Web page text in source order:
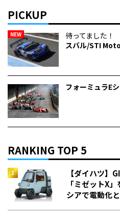
PICKUP
NEW
待ってました！
スバル/STI
フォーミュラE
RANKING TOP 5
【ダイハツ】
「ミゼットX
シアで電動化